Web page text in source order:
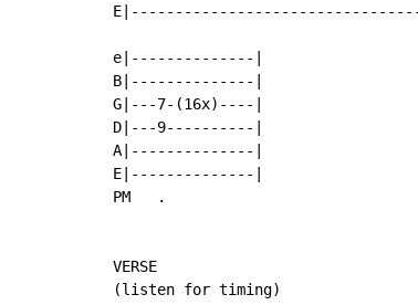
e|--------------|
B|--------------|
G|---7-(16x)----|
D|---9----------|
A|--------------|
E|--------------|
PM   .
VERSE
(listen for timing)